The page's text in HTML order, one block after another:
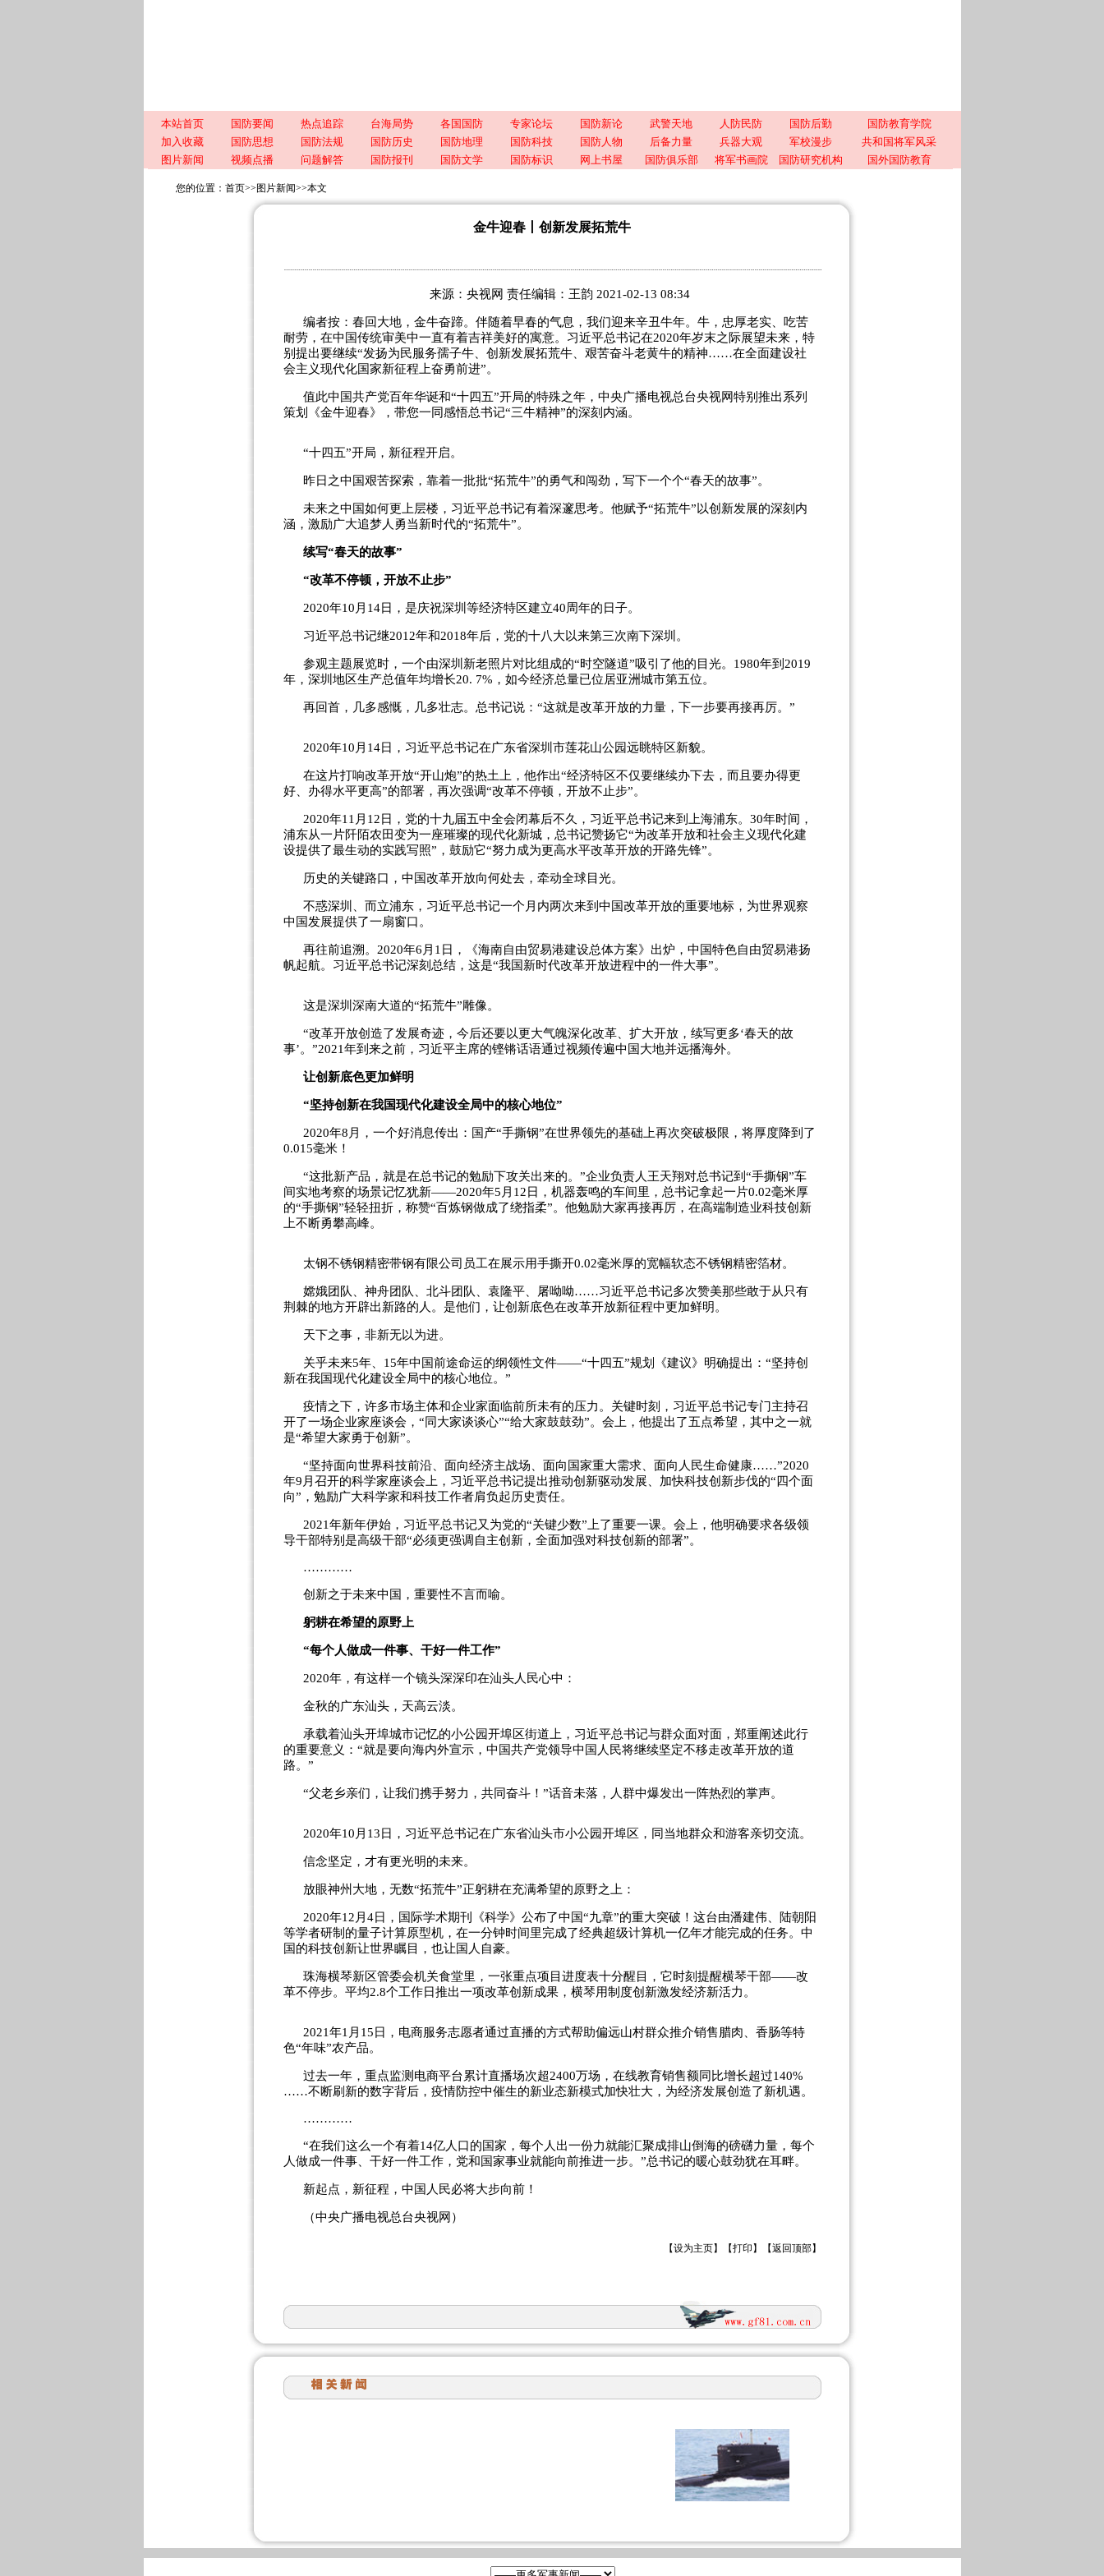
本站首页 国防要闻 热点追踪 台海局势 各国国防 专家论坛 国防新论 武警天地 人防民防 国防后勤
国防教育学院
加入收藏
国防思想 国防法规 国防历史 国防地理 国防科技 国防人物 后备力量 兵器大观 军校漫步
共和国将军风采
图片新闻
视频点播 问题解答 国防报刊 国防文学 国防标识 网上书屋 国防俱乐部 将军书画院 国防研究机构 国外国防教育
您的位置： 首页>> 图片新闻>>本文
金牛迎春丨创新发展拓荒牛
来源：央视网 责任编辑：王韵 2021-02-13 08:34
编者按：春回大地，金牛奋蹄。伴随着早春的气息，我们迎来辛丑牛年。牛，忠厚老实、吃苦
耐劳，在中国传统审美中一直有着吉祥美好的寓意。习近平总书记在2020年岁末之际展望未来，特
别提出要继续“发扬为民服务孺子牛、创新发展拓荒牛、艰苦奋斗老黄牛的精神……在全面建设社
会主义现代化国家新征程上奋勇前进”。
值此中国共产党百年华诞和“十四五”开局的特殊之年，中央广播电视总台央视网特别推出系列
策划《金牛迎春》，带您一同感悟总书记“三牛精神”的深刻内涵。
“十四五”开局，新征程开启。
昨日之中国艰苦探索，靠着一批批“拓荒牛”的勇气和闯劲，写下一个个“春天的故事”。
未来之中国如何更上层楼，习近平总书记有着深邃思考。他赋予“拓荒牛”以创新发展的深刻内
涵，激励广大追梦人勇当新时代的“拓荒牛”。
续写“春天的故事”
“改革不停顿，开放不止步”
2020年10月14日，是庆祝深圳等经济特区建立40周年的日子。
习近平总书记继2012年和2018年后，党的十八大以来第三次南下深圳。
参观主题展览时，一个由深圳新老照片对比组成的“时空隧道”吸引了他的目光。1980年到2019
年，深圳地区生产总值年均增长20. 7%，如今经济总量已位居亚洲城市第五位。
再回首，几多感慨，几多壮志。总书记说：“这就是改革开放的力量，下一步要再接再厉。”
2020年10月14日，习近平总书记在广东省深圳市莲花山公园远眺特区新貌。
在这片打响改革开放“开山炮”的热土上，他作出“经济特区不仅要继续办下去，而且要办得更
好、办得水平更高”的部署，再次强调“改革不停顿，开放不止步”。
2020年11月12日，党的十九届五中全会闭幕后不久，习近平总书记来到上海浦东。30年时间，
浦东从一片阡陌农田变为一座璀璨的现代化新城，总书记赞扬它“为改革开放和社会主义现代化建
设提供了最生动的实践写照”，鼓励它“努力成为更高水平改革开放的开路先锋”。
历史的关键路口，中国改革开放向何处去，牵动全球目光。
不惑深圳、而立浦东，习近平总书记一个月内两次来到中国改革开放的重要地标，为世界观察
中国发展提供了一扇窗口。
再往前追溯。2020年6月1日，《海南自由贸易港建设总体方案》出炉，中国特色自由贸易港扬
帆起航。习近平总书记深刻总结，这是“我国新时代改革开放进程中的一件大事”。
这是深圳深南大道的“拓荒牛”雕像。
“改革开放创造了发展奇迹，今后还要以更大气魄深化改革、扩大开放，续写更多‘春天的故
事’。”2021年到来之前，习近平主席的铿锵话语通过视频传遍中国大地并远播海外。
让创新底色更加鲜明
“坚持创新在我国现代化建设全局中的核心地位”
2020年8月，一个好消息传出：国产“手撕钢”在世界领先的基础上再次突破极限，将厚度降到了
0.015毫米！
“这批新产品，就是在总书记的勉励下攻关出来的。”企业负责人王天翔对总书记到“手撕钢”车
间实地考察的场景记忆犹新——2020年5月12日，机器轰鸣的车间里，总书记拿起一片0.02毫米厚
的“手撕钢”轻轻扭折，称赞“百炼钢做成了绕指柔”。他勉励大家再接再厉，在高端制造业科技创新
上不断勇攀高峰。
太钢不锈钢精密带钢有限公司员工在展示用手撕开0.02毫米厚的宽幅软态不锈钢精密箔材。
嫦娥团队、神舟团队、北斗团队、袁隆平、屠呦呦……习近平总书记多次赞美那些敢于从只有
荆棘的地方开辟出新路的人。是他们，让创新底色在改革开放新征程中更加鲜明。
天下之事，非新无以为进。
关乎未来5年、15年中国前途命运的纲领性文件——“十四五”规划《建议》明确提出：“坚持创
新在我国现代化建设全局中的核心地位。”
疫情之下，许多市场主体和企业家面临前所未有的压力。关键时刻，习近平总书记专门主持召
开了一场企业家座谈会，“同大家谈谈心”“给大家鼓鼓劲”。会上，他提出了五点希望，其中之一就
是“希望大家勇于创新”。
“坚持面向世界科技前沿、面向经济主战场、面向国家重大需求、面向人民生命健康……”2020
年9月召开的科学家座谈会上，习近平总书记提出推动创新驱动发展、加快科技创新步伐的“四个面
向”，勉励广大科学家和科技工作者肩负起历史责任。
2021年新年伊始，习近平总书记又为党的“关键少数”上了重要一课。会上，他明确要求各级领
导干部特别是高级干部“必须更强调自主创新，全面加强对科技创新的部署”。
…………
创新之于未来中国，重要性不言而喻。
躬耕在希望的原野上
“每个人做成一件事、干好一件工作”
2020年，有这样一个镜头深深印在汕头人民心中：
金秋的广东汕头，天高云淡。
承载着汕头开埠城市记忆的小公园开埠区街道上，习近平总书记与群众面对面，郑重阐述此行
的重要意义：“就是要向海内外宣示，中国共产党领导中国人民将继续坚定不移走改革开放的道
路。”
“父老乡亲们，让我们携手努力，共同奋斗！”话音未落，人群中爆发出一阵热烈的掌声。
2020年10月13日，习近平总书记在广东省汕头市小公园开埠区，同当地群众和游客亲切交流。
信念坚定，才有更光明的未来。
放眼神州大地，无数“拓荒牛”正躬耕在充满希望的原野之上：
2020年12月4日，国际学术期刊《科学》公布了中国“九章”的重大突破！这台由潘建伟、陆朝阳
等学者研制的量子计算原型机，在一分钟时间里完成了经典超级计算机一亿年才能完成的任务。中
国的科技创新让世界瞩目，也让国人自豪。
珠海横琴新区管委会机关食堂里，一张重点项目进度表十分醒目，它时刻提醒横琴干部——改
革不停步。平均2.8个工作日推出一项改革创新成果，横琴用制度创新激发经济新活力。
2021年1月15日，电商服务志愿者通过直播的方式帮助偏远山村群众推介销售腊肉、香肠等特
色“年味”农产品。
过去一年，重点监测电商平台累计直播场次超2400万场，在线教育销售额同比增长超过140%
……不断刷新的数字背后，疫情防控中催生的新业态新模式加快壮大，为经济发展创造了新机遇。
…………
“在我们这么一个有着14亿人口的国家，每个人出一份力就能汇聚成排山倒海的磅礴力量，每个
人做成一件事、干好一件工作，党和国家事业就能向前推进一步。”总书记的暖心鼓劲犹在耳畔。
新起点，新征程，中国人民必将大步向前！
（中央广播电视总台央视网）
【设为主页】【打印 】【返回顶部】